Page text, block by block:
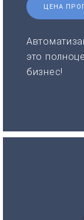
ЦЕНА
это
бизнес!